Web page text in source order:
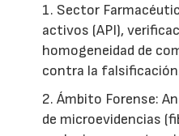
1. Sector
activos (API),
homogeneidad de
contra la
2. Ámbito Forense:
de microevidencias